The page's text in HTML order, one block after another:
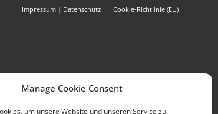
Manage Cookie Consent
um unsere Website und unseren Service zu
Impressum | Datenschutz Cookie-Richtlinie (EU)